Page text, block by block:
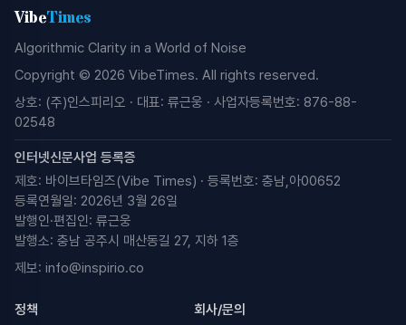
VibeTimes
Algorithmic Clarity in a World of Noise
Copyright © 2026 VibeTimes. All rights reserved.
상호: (주)인스피리오 · 대표: 류근웅 · 사업자등록번호: 876-88-
02548
인터넷신문사업 등록증
제호: 바이브타임즈(Vibe Times) · 등록번호: 충남,아00652
등록연월일: 2026년 3월 26일
발행인·편집인: 류근웅
발행소: 충남 공주시 매산동길 27, 지하 1층
제보: info@inspirio.co
정책 회사/문의